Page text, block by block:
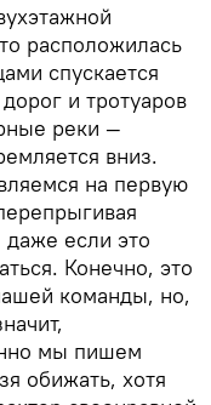
расположилась
спускается
и тротуаров
реки —
вниз.
на первую
если это
Конечно, это
команды, но,
мы пишем
обижать, хотя